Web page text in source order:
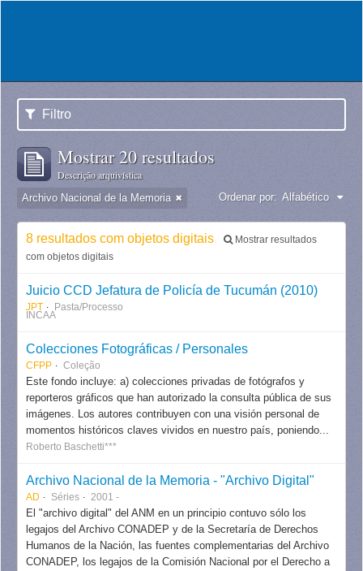
Filtro
Mostrar 20 resultados
Descrição arquivística
Archivo Nacional de la Memoria Ordenar por: Alfabético
8 resultados com objetos digitais
Mostrar resultados
com objetos digitais
Juicio CCD Jefatura de Policía de Tucumán (2010)
JPT Pasta/Processo
INCAA
Colecciones Fotográficas / Personales
CFPP Coleção
Este fondo incluye: a) colecciones privadas de fotógrafos y
reporteros gráficos que han autorizado la consulta pública de sus
imágenes. Los autores contribuyen con una visión personal de
momentos históricos claves vividos en nuestro país, poniendo...
Roberto Baschetti***
Archivo Nacional de la Memoria - "Archivo Digital"
AD Séries 2001 -
El "archivo digital" del ANM en un principio contuvo sólo los
legajos del Archivo CONADEP y de la Secretaría de Derechos
Humanos de la Nación, las fuentes complementarias del Archivo
CONADEP, los legajos de la Comisión Nacional por el Derecho a